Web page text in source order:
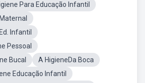
Para Educação Infantil
Infantil
Pessoal
Bucal
A HigieneDa Boca
Educação Infantil